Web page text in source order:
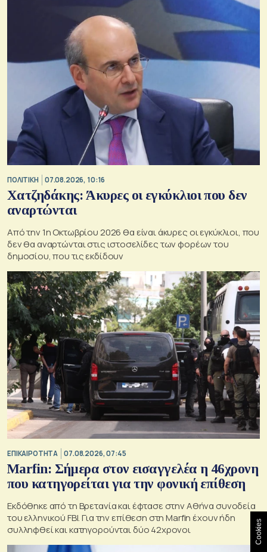
ΠΟΛΙΤΙΚΗ 07.08.2026, 10:16
Χατζηδάκης: Άκυρες οι εγκύκλιοι που δεν
αναρτώνται
Από την 1η Οκτωβρίου 2026 θα είναι άκυρες οι εγκύκλιοι, που
δεν θα αναρτώνται στις ιστοσελίδες των φορέων του
δημοσίου, που τις εκδίδουν
ΕΠΙΚΑΙΡΟΤΗΤΑ 07.08.2026, 07:45
Marfin: Σήμερα στον εισαγγελέα η 46χρονη
που κατηγορείται για την φονική επίθεση
Εκδόθηκε από τη Βρετανία και έφτασε στην Αθήνα συνοδεία
του ελληνικού FBI. Για την επίθεση στη Marfin έχουν ήδη
συλληφθεί και κατηγορούνται δύο 42χρονοι
Cookies